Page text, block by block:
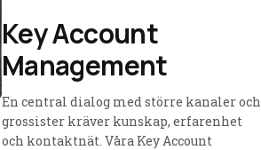
Key Account
Management
En central dialog med större kanaler och
grossister kräver kunskap, erfarenhet
och kontaktnät. Våra Key Account